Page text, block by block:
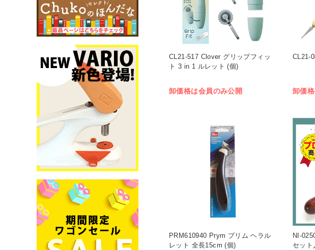
CL21-517 Clover グリップフィッ
ト 3 in 1 ルレット (個)
卸価格は会員のみ公開
CL21-
卸価
PRM610940 Prym プリム ヘラル
レット 全長15cm (個)
NI-
セット